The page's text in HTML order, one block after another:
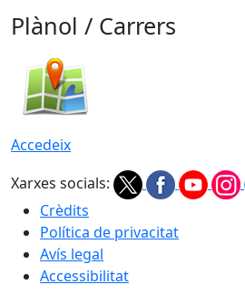
Plànol / Carrers
Accedeix
Xarxes socials:
Crèdits
Política de privacitat
Avís legal
Accessibilitat